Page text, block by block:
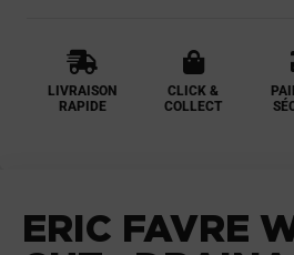
LIVRAISON
RAPIDE
CLICK &
COLLECT
ERIC FAVRE